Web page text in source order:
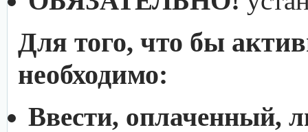
Для того, что бы
необходимо:
Ввести, оплаченный,